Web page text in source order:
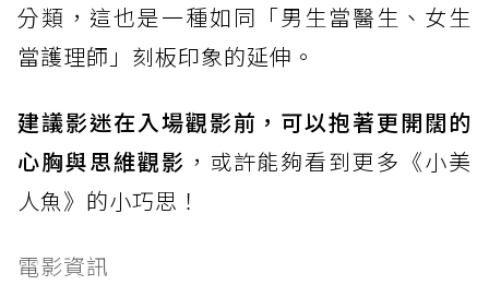
分類，這也是一種如同「男生當醫生、女生
當護理師」刻板印象的延伸。
建議影迷在入場觀影前，可以抱著更開闊的
心胸與思維觀影 ，或許能夠看到更多《小美
人魚》的小巧思！
電影資訊